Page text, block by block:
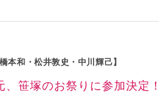
本和・松井敦史・中川輝己】
笹塚のお祭りに参加決定！